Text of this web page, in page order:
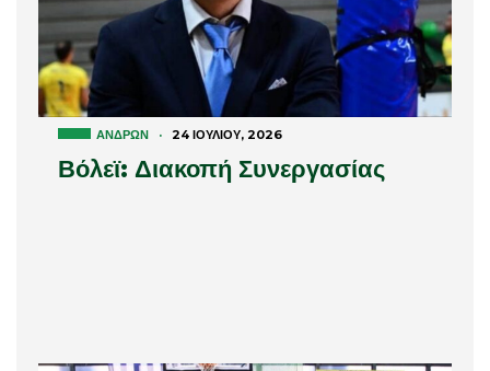
ΑΝΔΡΏΝ · 24 ΙΟΥΛΊΟΥ, 2026
Βόλεϊ: Διακοπή Συνεργασίας